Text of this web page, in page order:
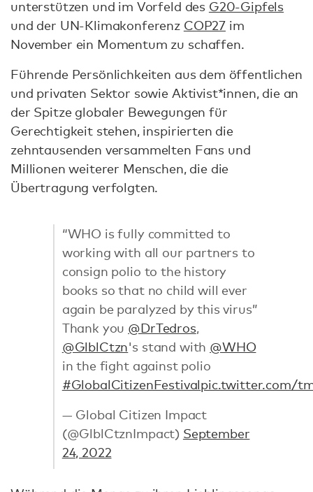
unterstützen und im Vorfeld des G20-Gipfels
und der UN-Klimakonferenz COP27 im
November ein Momentum zu schaffen.
Führende Persönlichkeiten aus dem öffentlichen
und privaten Sektor sowie Aktivist*innen, die an
der Spitze globaler Bewegungen für
Gerechtigkeit stehen, inspirierten die
zehntausenden versammelten Fans und
Millionen weiterer Menschen, die die
Übertragung verfolgten.
“WHO is fully committed to
working with all our partners to
consign polio to the history
books so that no child will ever
again be paralyzed by this virus”
Thank you @DrTedros,
@GlblCtzn's stand with @WHO
in the fight against polio
#GlobalCitizenFestivalpic.twitter.com/
— Global Citizen Impact
(@GlblCtznImpact) September
24, 2022